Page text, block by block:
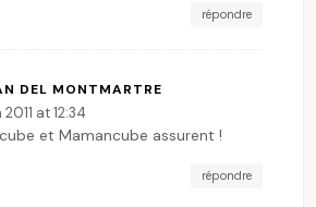
répondre
DEL MONTMARTRE
2011 at 12:34
et Mamancube assurent !
répondre